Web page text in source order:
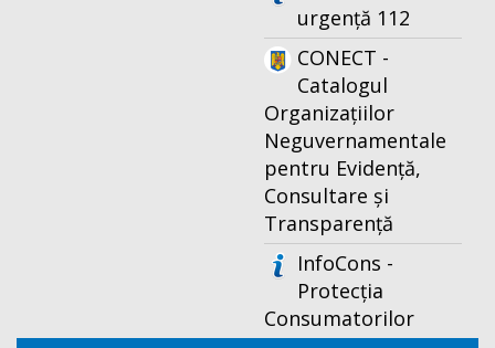
urgență 112
CONECT -
Catalogul
Organizațiilor
Neguvernamentale
pentru Evidență,
Consultare și
Transparență
InfoCons -
Protecția
Consumatorilor